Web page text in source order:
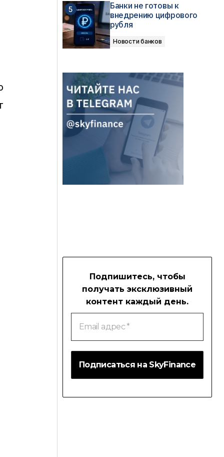
Банки не готовы к
внедрению цифрового
рубля
Новости банков
Подпишитесь, чтобы
получать эксклюзивный
контент каждый день.
адрес